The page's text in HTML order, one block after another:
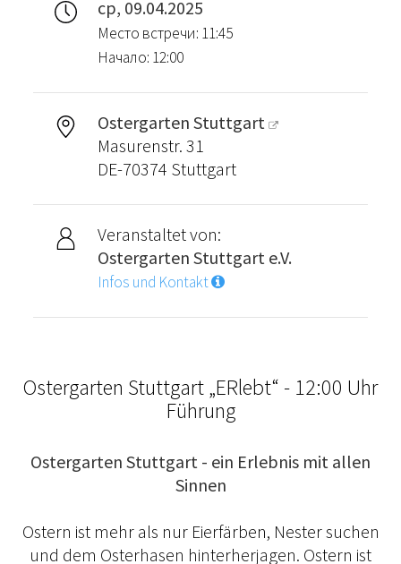
ср, 09.04.2025
Место встречи: 11:45
Начало: 12:00
Ostergarten Stuttgart
Masurenstr. 31
DE-70374 Stuttgart
Veranstaltet von:
Ostergarten Stuttgart e.V.
Infos und Kontakt
Ostergarten Stuttgart „ERlebt“ - 12:00 Uhr
Führung
Ostergarten Stuttgart - ein Erlebnis mit allen
Sinnen
Ostern ist mehr als nur Eierfärben, Nester suchen
und dem Osterhasen hinterherjagen. Ostern ist